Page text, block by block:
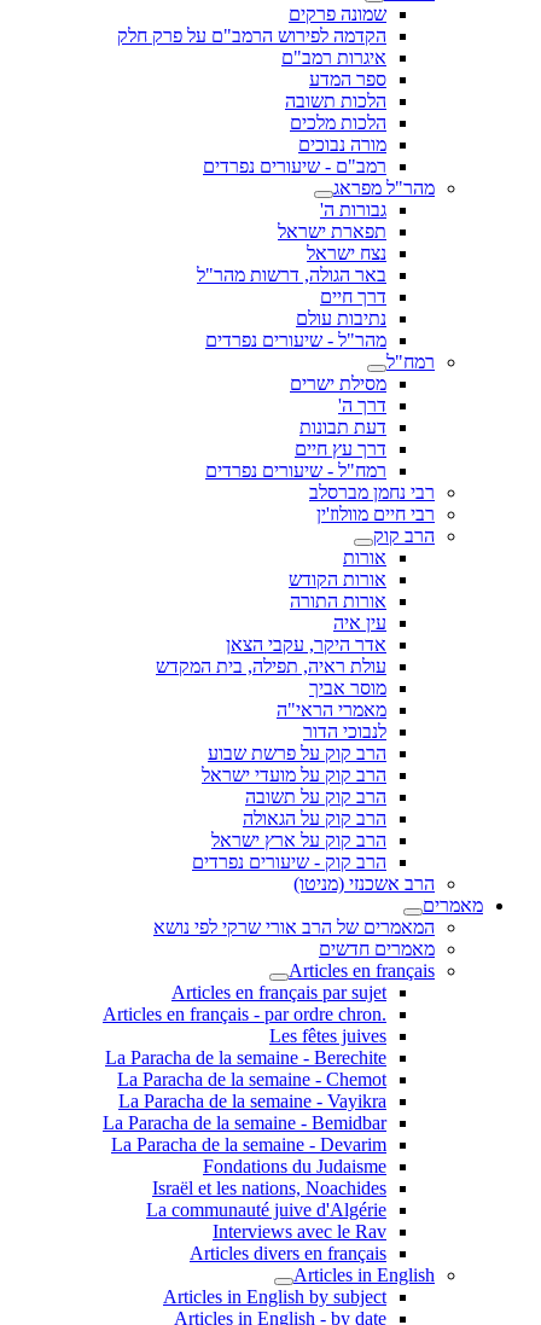
שמונה פרקים
הקדמה לפירוש הרמב"ם על פרק חלק
איגרות רמב"ם
ספר המדע
הלכות תשובה
הלכות מלכים
מורה נבוכים
רמב"ם - שיעורים נפרדים
מהר"ל מפראג
גבורות ה'
תפארת ישראל
נצח ישראל
באר הגולה, דרשות מהר"ל
דרך חיים
נתיבות עולם
מהר"ל - שיעורים נפרדים
רמח"ל
מסילת ישרים
דרך ה'
דעת תבונות
דרך עץ חיים
רמח"ל - שיעורים נפרדים
רבי נחמן מברסלב
רבי חיים מוולוז'ין
הרב קוק
אורות
אורות הקודש
אורות התורה
עין איה
אדר היקר, עקבי הצאן
עולת ראיה, תפילה, בית המקדש
מוסר אביך
מאמרי הראי"ה
לנבוכי הדור
הרב קוק על פרשת שבוע
הרב קוק על מועדי ישראל
הרב קוק על תשובה
הרב קוק על הגאולה
הרב קוק על ארץ ישראל
הרב קוק - שיעורים נפרדים
הרב אשכנזי (מניטו)
מאמרים
המאמרים של הרב אורי שרקי לפי נושא
מאמרים חדשים
Articles en français
Articles en français par sujet
.Articles en français - par ordre chron
Les fêtes juives
La Paracha de la semaine - Berechite
La Paracha de la semaine - Chemot
La Paracha de la semaine - Vayikra
La Paracha de la semaine - Bemidbar
La Paracha de la semaine - Devarim
Fondations du Judaisme
Israël et les nations, Noachides
La communauté juive d'Algérie
Interviews avec le Rav
Articles divers en français
Articles in English
Articles in English by subject
Articles in English - by date